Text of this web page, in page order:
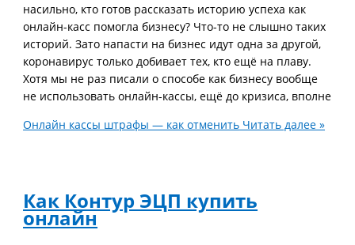
насильно, кто готов рассказать историю успеха как
онлайн-касс помогла бизнесу? Что-то не слышно таких
историй. Зато напасти на бизнес идут одна за другой,
коронавирус только добивает тех, кто ещё на плаву.
Хотя мы не раз писали о способе как бизнесу вообще
не использовать онлайн-кассы, ещё до кризиса, вполне
Онлайн кассы штрафы — как отменить Читать далее »
Как Контур ЭЦП купить
онлайн